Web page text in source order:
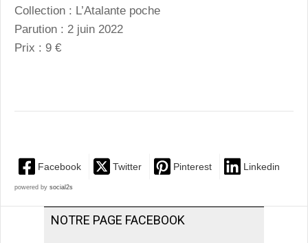
Collection : L’Atalante poche
Parution : 2 juin 2022
Prix : 9 €
Facebook Twitter Pinterest Linkedin
powered by social2s
NOTRE PAGE FACEBOOK